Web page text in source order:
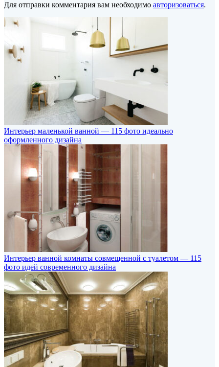
Для отправки комментария вам необходимо авторизоваться.
Интерьер маленькой ванной — 115 фото идеально
оформленного дизайна
Интерьер ванной комнаты совмещенной с туалетом — 115
фото идей современного дизайна